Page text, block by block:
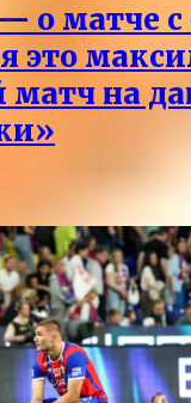
о матче
это
матч на